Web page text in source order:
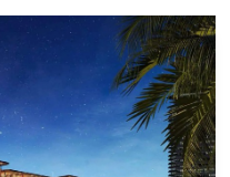
sở hữu tiềm năng sinh lời
nhà phố
Geleximco Lê